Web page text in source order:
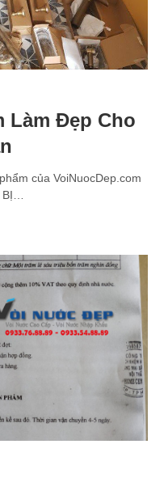
Làm Đẹp Cho
của VoiNuocDep.com